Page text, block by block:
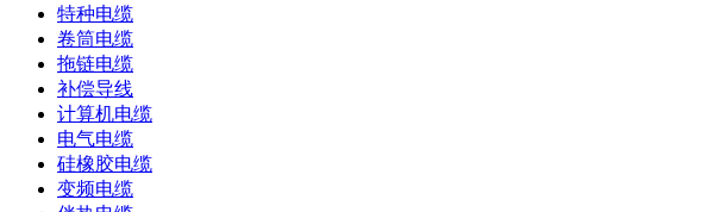
特种电缆
卷筒电缆
拖链电缆
补偿导线
计算机电缆
电气电缆
硅橡胶电缆
变频电缆